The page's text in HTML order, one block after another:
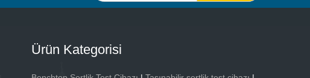
Ürün Kategorisi